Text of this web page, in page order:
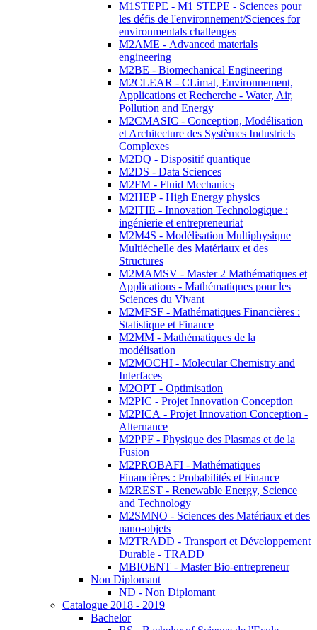
M1STEPE - M1 STEPE - Sciences pour
les défis de l'environnement/Sciences for
environmentals challenges
M2AME - Advanced materials
engineering
M2BE - Biomechanical Engineering
M2CLEAR - CLimat, Environnement,
Applications et Recherche - Water, Air,
Pollution and Energy
M2CMASIC - Conception, Modélisation
et Architecture des Systèmes Industriels
Complexes
M2DQ - Dispositif quantique
M2DS - Data Sciences
M2FM - Fluid Mechanics
M2HEP - High Energy physics
M2ITIE - Innovation Technologique :
ingénierie et entrepreneuriat
M2M4S - Modélisation Multiphysique
Multiéchelle des Matériaux et des
Structures
M2MAMSV - Master 2 Mathématiques et
Applications - Mathématiques pour les
Sciences du Vivant
M2MFSF - Mathématiques Financières :
Statistique et Finance
M2MM - Mathématiques de la
modélisation
M2MOCHI - Molecular Chemistry and
Interfaces
M2OPT - Optimisation
M2PIC - Projet Innovation Conception
M2PICA - Projet Innovation Conception -
Alternance
M2PPF - Physique des Plasmas et de la
Fusion
M2PROBAFI - Mathématiques
Financières : Probabilités et Finance
M2REST - Renewable Energy, Science
and Technology
M2SMNO - Sciences des Matériaux et des
nano-objets
M2TRADD - Transport et Développement
Durable - TRADD
MBIOENT - Master Bio-entrepreneur
Non Diplomant
ND - Non Diplomant
Catalogue 2018 - 2019
Bachelor